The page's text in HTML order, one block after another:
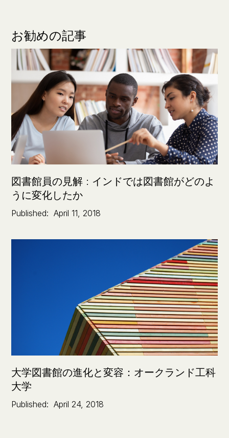
お勧めの記事
図書館員の見解 : インドでは図書館がどのよ
うに変化したか
Published: April 11, 2018
大学図書館の進化と変容：オークランド工科
大学
Published: April 24, 2018